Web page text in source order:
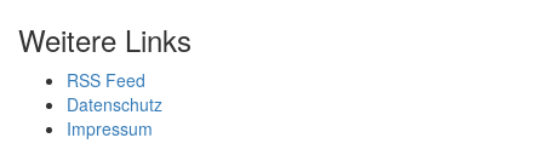
Weitere Links
RSS Feed
Datenschutz
Impressum